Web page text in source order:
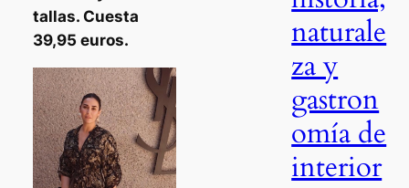
tallas. Cuesta
39,95 euros.
naturale
za y
gastron
omía de
interior